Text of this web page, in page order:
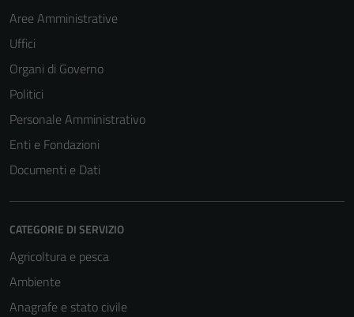
Aree Amministrative
Uffici
Organi di Governo
Politici
Personale Amministrativo
Enti e Fondazioni
Documenti e Dati
CATEGORIE DI SERVIZIO
Agricoltura e pesca
Ambiente
Anagrafe e stato civile